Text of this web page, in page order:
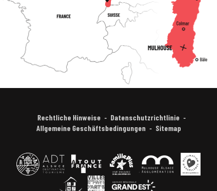
Rechtliche Hinweise
Datenschutzrichtlinie
Allgemeine Geschäftsbedingungen
Sitemap